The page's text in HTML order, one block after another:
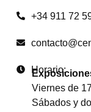
+34 911 72
Horario:
Viernes de
Sábados y